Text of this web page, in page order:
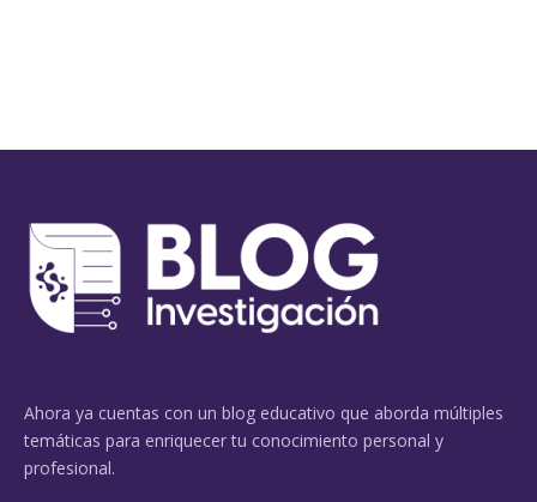
Ahora ya cuentas con un blog educativo que aborda múltiples
temáticas para enriquecer tu conocimiento personal y
profesional.